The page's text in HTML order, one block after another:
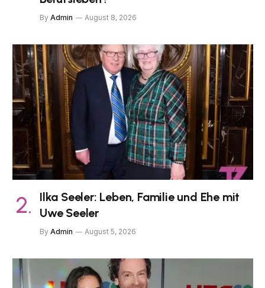
By Admin August 8, 2026
Ilka Seeler: Leben, Familie und Ehe mit
Uwe Seeler
By Admin August 5, 2026